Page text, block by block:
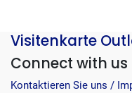
Visitenkarte
Connect with us
Kontaktieren Sie uns /